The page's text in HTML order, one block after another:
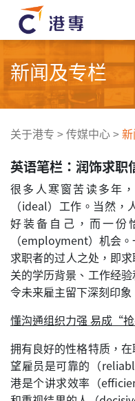
新闻及专栏
关于港专 >传媒中心>
英语笔栏：润饰求职
很多人寒窗苦读多年
（ideal）工作。当然
好装备自己，而一份
（employment）机会
求职者的过人之处，即
关的学历背景、工作经
令未来雇主留下深刻印
懂沟通组织力强 易成“
拥有良好的性格特质，
望雇员是可靠的（
港是个讲求效率（